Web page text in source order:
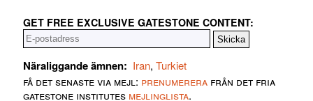
GET FREE EXCLUSIVE GATESTONE CONTENT:
Näraliggande ämnen: Iran, Turkiet
få det senaste via mejl: prenumerera från det fria
gatestone institutes mejlinglista.